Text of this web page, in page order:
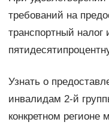
требований на
транспортный налог
Узнать о
инвалидам 2-й
конкретном